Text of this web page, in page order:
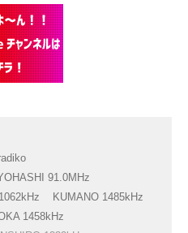
91.0MHz
KUMANO 1485kHz
1458kHz